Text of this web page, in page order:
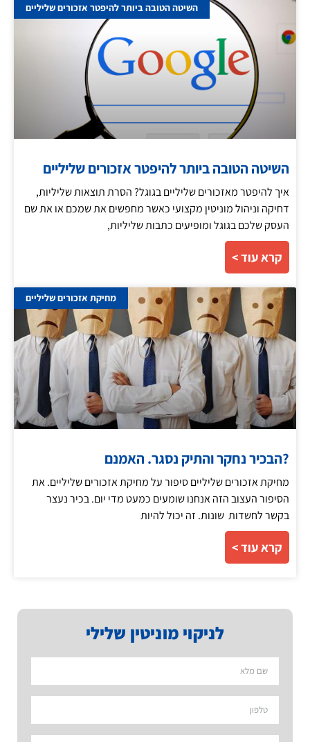
לניקוי מוניטין שלילי
השיטה הטובה ביותר להיפטר אזכורים שליליים
השיטה הטובה ביותר להיפטר אזכורים שליליים
איך להיפטר מאזכורים שליליים בגוגל? הסרת תוצאות שליליות,
דחיקה וניהול מוניטין מקצועי כאשר מחפשים את שמכם או את שם
העסק שלכם בגוגל ומופיעים כתבות שליליות,
קרא עוד >
מחיקת אזכורים שליליים
?הבכיר נחקר והתיק נסגר. האמנם
מחיקת אזכורים שליליים סיפור על מחיקת אזכורים שליליים. את
הסיפור העצוב הזה אנחנו שומעים כמעט מדי יום. בכיר נעצר
בקשר לחשדות שונות. זה יכול להיות
קרא עוד >